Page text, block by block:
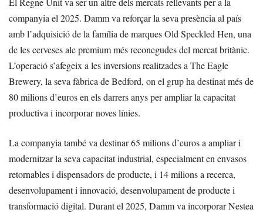
companyia el 2025. Damm va reforçar la seva presència al país
amb l’adquisició de la família de marques Old Speckled Hen, una
de les cerveses ale premium més reconegudes del mercat britànic.
L’operació s’afegeix a les inversions realitzades a The Eagle
Brewery, la seva fàbrica de Bedford, on el grup ha destinat més de
80 milions d’euros en els darrers anys per ampliar la capacitat
productiva i incorporar noves línies.
La companyia també va destinar 65 milions d’euros a ampliar i
modernitzar la seva capacitat industrial, especialment en envasos
retornables i dispensadors de producte, i 14 milions a recerca,
desenvolupament i innovació, desenvolupament de producte i
transformació digital. Durant el 2025, Damm va incorporar Nestea